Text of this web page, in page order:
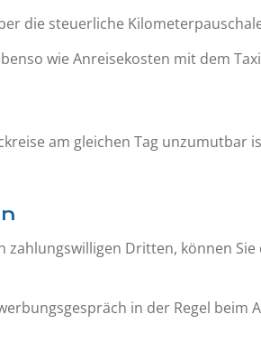
die steuerliche
wie Anreisekosten mit dem
am gleichen Tag unzumutbar
Dritten, können
in der Regel